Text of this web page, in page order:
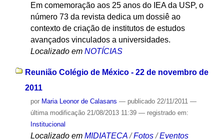
Em comemoração aos 25 anos do IEA da USP, o
número 73 da revista dedica um dossiê ao
contexto de criação de institutos de estudos
avançados vinculados a universidades.
Localizado em NOTÍCIAS
Reunião Colégio de México - 22 de novembro de
2011
por Maria Leonor de Calasans — publicado22/11/2011 —
última modificação21/08/2013 11:39 — registrado em:
Institucional
Localizado em MIDIATECA /Fotos /Eventos